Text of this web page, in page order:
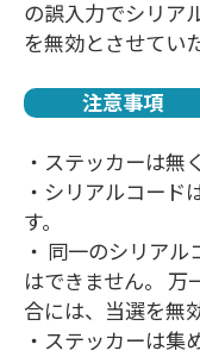
の誤入力でシリア
を無効とさせてい
注意事項
・ステッカーは無
・シリアルコード
す。
・ 同一のシリア
はできません。 万
合には、当選を無
・ステッカーは集